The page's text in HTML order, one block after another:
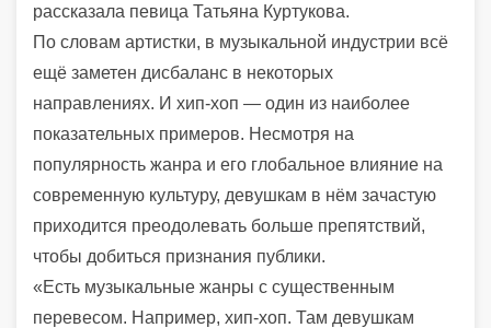
рассказала певица Татьяна Куртукова.
По словам артистки, в музыкальной индустрии всё
ещё заметен дисбаланс в некоторых
направлениях. И хип-хоп — один из наиболее
показательных примеров. Несмотря на
популярность жанра и его глобальное влияние на
современную культуру, девушкам в нём зачастую
приходится преодолевать больше препятствий,
чтобы добиться признания публики.
«Есть музыкальные жанры с существенным
перевесом. Например, хип-хоп. Там девушкам